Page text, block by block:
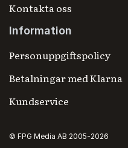
Kontakta oss
Information
Personuppgiftspolicy
Betalningar med Klarna
Kundservice
© FPG Media AB 2005-2026